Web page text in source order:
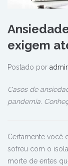
exigem
Postado por
Casos de
pandemia.
Certamente você
sofreu com o
morte de entes